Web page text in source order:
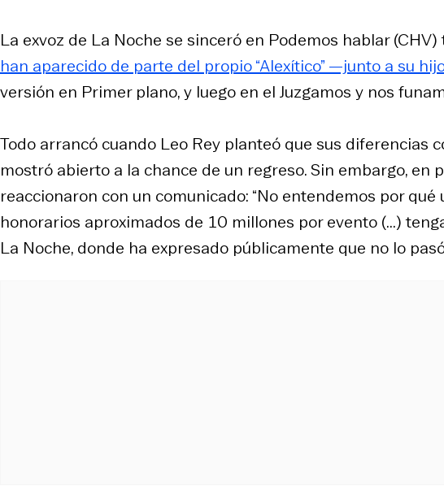
La exvoz de La Noche se sinceró en Podemos hablar
han aparecido de parte del propio “Alexítico” —junto a su
versión en Primer plano, y luego en el Juzgamos y nos
Todo arrancó cuando Leo Rey planteó que sus diferencias
mostró abierto a la chance de un regreso. Sin embargo, en
reaccionaron con un comunicado: “No entendemos por
honorarios aproximados de 10 millones por evento (...)
La Noche, donde ha expresado públicamente que no lo